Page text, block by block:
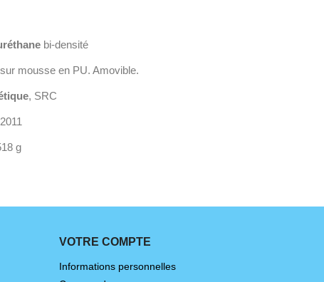
bi-densité
mousse en PU. Amovible.
, SRC
g
VOTRE COMPTE
Informations personnelles